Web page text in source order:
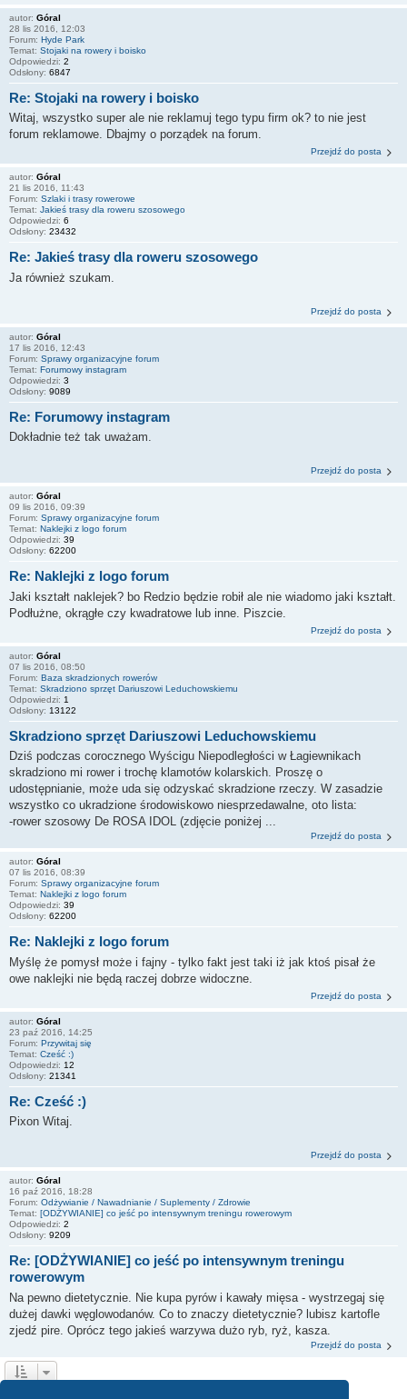
autor: Góral
28 lis 2016, 12:03
Forum: Hyde Park
Temat: Stojaki na rowery i boisko
Odpowiedzi: 2
Odsłony: 6847
Re: Stojaki na rowery i boisko
Witaj, wszystko super ale nie reklamuj tego typu firm ok? to nie jest
forum reklamowe. Dbajmy o porządek na forum.
Przejdź do posta
autor: Góral
21 lis 2016, 11:43
Forum: Szlaki i trasy rowerowe
Temat: Jakieś trasy dla roweru szosowego
Odpowiedzi: 6
Odsłony: 23432
Re: Jakieś trasy dla roweru szosowego
Ja również szukam.
Przejdź do posta
autor: Góral
17 lis 2016, 12:43
Forum: Sprawy organizacyjne forum
Temat: Forumowy instagram
Odpowiedzi: 3
Odsłony: 9089
Re: Forumowy instagram
Dokładnie też tak uważam.
Przejdź do posta
autor: Góral
09 lis 2016, 09:39
Forum: Sprawy organizacyjne forum
Temat: Naklejki z logo forum
Odpowiedzi: 39
Odsłony: 62200
Re: Naklejki z logo forum
Jaki kształt naklejek? bo Redzio będzie robił ale nie wiadomo jaki kształt.
Podłużne, okrągłe czy kwadratowe lub inne. Piszcie.
Przejdź do posta
autor: Góral
07 lis 2016, 08:50
Forum: Baza skradzionych rowerów
Temat: Skradziono sprzęt Dariuszowi Leduchowskiemu
Odpowiedzi: 1
Odsłony: 13122
Skradziono sprzęt Dariuszowi Leduchowskiemu
Dziś podczas corocznego Wyścigu Niepodległości w Łagiewnikach
skradziono mi rower i trochę klamotów kolarskich. Proszę o
udostępnianie, może uda się odzyskać skradzione rzeczy. W zasadzie
wszystko co ukradzione środowiskowo niesprzedawalne, oto lista:
-rower szosowy De ROSA IDOL (zdjęcie poniżej ...
Przejdź do posta
autor: Góral
07 lis 2016, 08:39
Forum: Sprawy organizacyjne forum
Temat: Naklejki z logo forum
Odpowiedzi: 39
Odsłony: 62200
Re: Naklejki z logo forum
Myślę że pomysł może i fajny - tylko fakt jest taki iż jak ktoś pisał że
owe naklejki nie będą raczej dobrze widoczne.
Przejdź do posta
autor: Góral
23 paź 2016, 14:25
Forum: Przywitaj się
Temat: Cześć :)
Odpowiedzi: 12
Odsłony: 21341
Re: Cześć :)
Pixon Witaj.
Przejdź do posta
autor: Góral
16 paź 2016, 18:28
Forum: Odżywianie / Nawadnianie / Suplementy / Zdrowie
Temat: [ODŻYWIANIE] co jeść po intensywnym treningu rowerowym
Odpowiedzi: 2
Odsłony: 9209
Re: [ODŻYWIANIE] co jeść po intensywnym treningu
rowerowym
Na pewno dietetycznie. Nie kupa pyrów i kawały mięsa - wystrzegaj się
dużej dawki węglowodanów. Co to znaczy dietetycznie? lubisz kartofle
zjedź pire. Oprócz tego jakieś warzywa dużo ryb, ryż, kasza.
Przejdź do posta